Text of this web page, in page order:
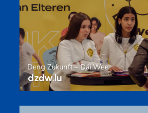
Deng Zukunft – Däi Wee
dzdw.lu